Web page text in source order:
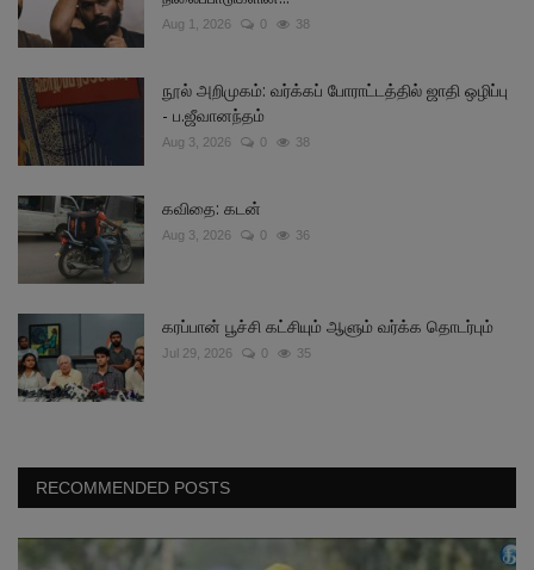
Aug 1, 2026 0 38
நூல் அறிமுகம்: வர்க்கப் போராட்டத்தில் ஜாதி ஒழிப்பு
- ப.ஜீவானந்தம்
Aug 3, 2026 0 38
கவிதை: கடன்
Aug 3, 2026 0 36
கரப்பான் பூச்சி கட்சியும் ஆளும் வர்க்க தொடர்பும்
Jul 29, 2026 0 35
RECOMMENDED POSTS